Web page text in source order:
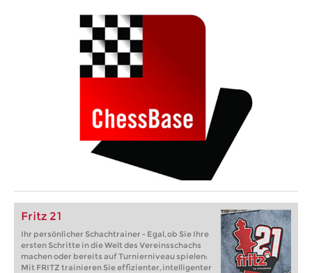
Fritz 21
Ihr persönlicher Schachtrainer - Egal, ob Sie Ihre
ersten Schritte in die Welt des Vereinsschachs
machen oder bereits auf Turnierniveau spielen:
Mit FRITZ trainieren Sie effizienter, intelligenter